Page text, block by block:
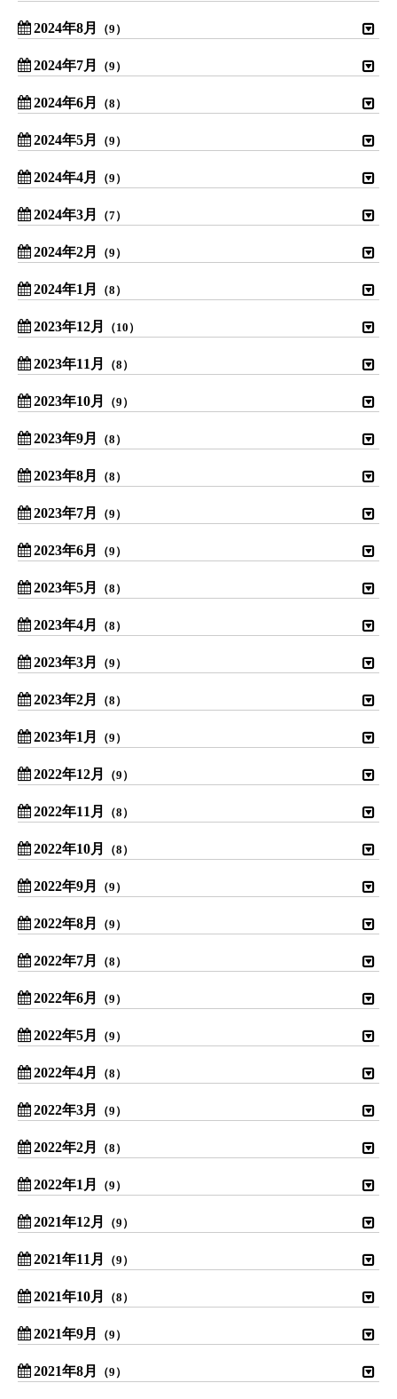
2024年8月 （9）
2024年7月 （9）
2024年6月 （8）
2024年5月 （9）
2024年4月 （9）
2024年3月 （7）
2024年2月 （9）
2024年1月 （8）
2023年12月 （10）
2023年11月 （8）
2023年10月 （9）
2023年9月 （8）
2023年8月 （8）
2023年7月 （9）
2023年6月 （9）
2023年5月 （8）
2023年4月 （8）
2023年3月 （9）
2023年2月 （8）
2023年1月 （9）
2022年12月 （9）
2022年11月 （8）
2022年10月 （8）
2022年9月 （9）
2022年8月 （9）
2022年7月 （8）
2022年6月 （9）
2022年5月 （9）
2022年4月 （8）
2022年3月 （9）
2022年2月 （8）
2022年1月 （9）
2021年12月 （9）
2021年11月 （9）
2021年10月 （8）
2021年9月 （9）
2021年8月 （9）